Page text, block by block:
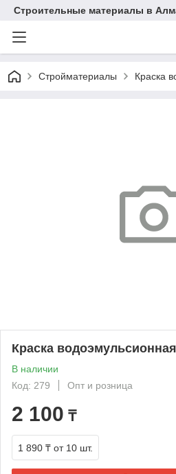
Строительные материалы в
Стройматериалы Краска
Краска
В наличии
Код: 279
Опт и розница
2 100 ₸
1 890 ₸ от 10 шт.